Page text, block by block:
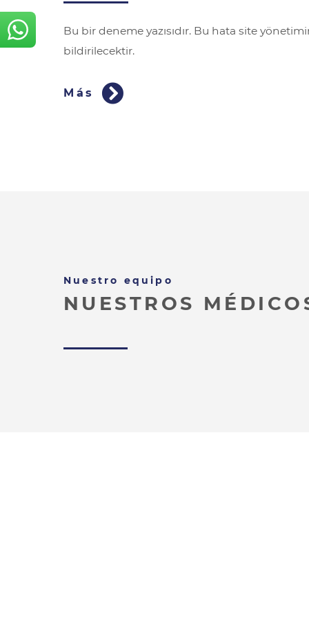
post.
Bu bir deneme yazısıdır. Bu hata site
bildirilecektir.
Más
Nuestro equipo
NUESTROS